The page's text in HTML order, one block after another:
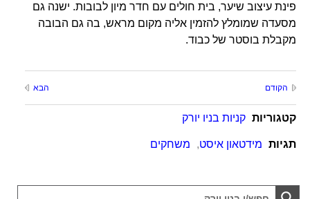
פינת עיצוב שיער, בית חולים עם חדר מיון לבובות. ישנה גם
מסעדה שמומלץ להזמין אליה מקום מראש, בה גם הבובה
מקבלת בוסטר של כבוד.
הקודם הבא
קטגוריות קניות בניו יורק
תגיות מידטאון איסט, משחקים